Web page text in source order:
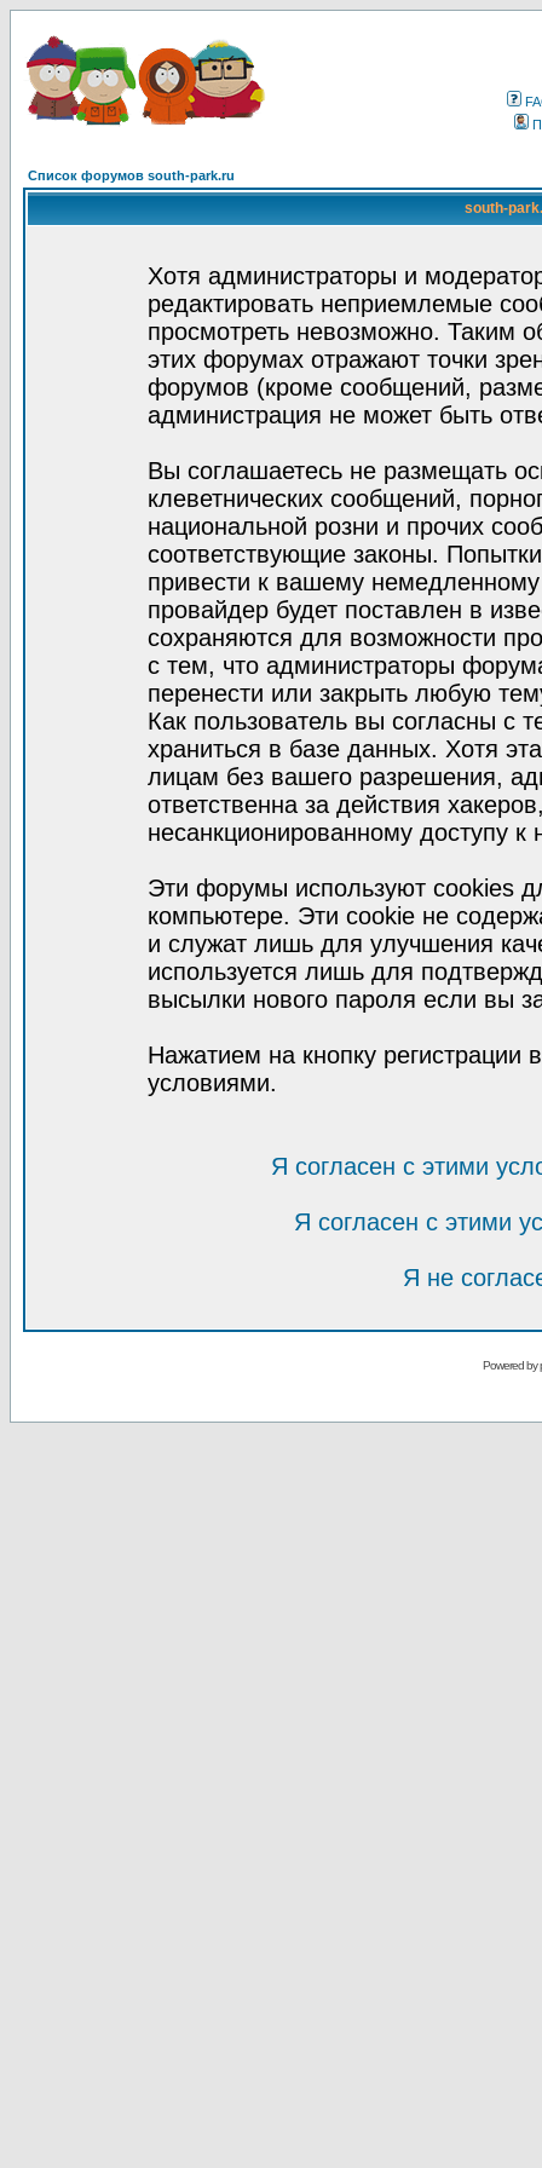
Список форумов south-park.ru
south-
Хотя администраторы и
редактировать неприемлемые
просмотреть невозможно. Таким
этих форумах отражают точки
форумов (кроме сообщений,
администрация не может быть
Вы соглашаетесь не размещать
клеветнических сообщений,
национальной розни и прочих
соответствующие законы.
привести к вашему
провайдер будет поставлен в
сохраняются для возможности
с тем, что администраторы
перенести или закрыть любую
Как пользователь вы согласны с
храниться в базе данных. Хотя
лицам без вашего разрешения,
ответственна за действия
несанкционированному доступу к
Эти форумы используют cookies
компьютере. Эти cookie не
и служат лишь для улучшения
используется лишь для
высылки нового пароля если вы
Нажатием на кнопку регистрации
условиями.
Я согласен с этими
Я согласен с этими
Я не
Powered by